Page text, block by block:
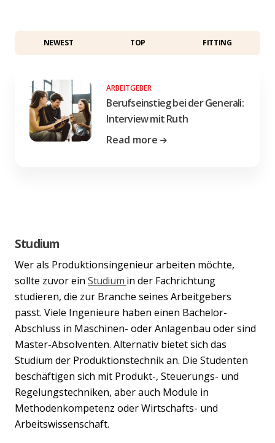
NEWEST TOP FITTING
ARBEITGEBER
Berufseinstieg bei der Generali:
Interview mit Ruth
Read more
Studium
Wer als Produktionsingenieur arbeiten möchte,
sollte zuvor ein Studium in der Fachrichtung
studieren, die zur Branche seines Arbeitgebers
passt. Viele Ingenieure haben einen Bachelor-
Abschluss in Maschinen- oder Anlagenbau oder sind
Master-Absolventen. Alternativ bietet sich das
Studium der Produktionstechnik an. Die Studenten
beschäftigen sich mit Produkt-, Steuerungs- und
Regelungstechniken, aber auch Module in
Methodenkompetenz oder Wirtschafts- und
Arbeitswissenschaft.